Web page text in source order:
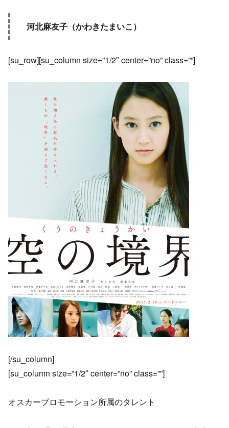
河北麻友子（かわきたまいこ）
[su_row][su_column size=”1/2″ center=”no” class=””]
[/su_column]
[su_column size=”1/2″ center=”no” class=””]
オスカープロモーション所属のタレント